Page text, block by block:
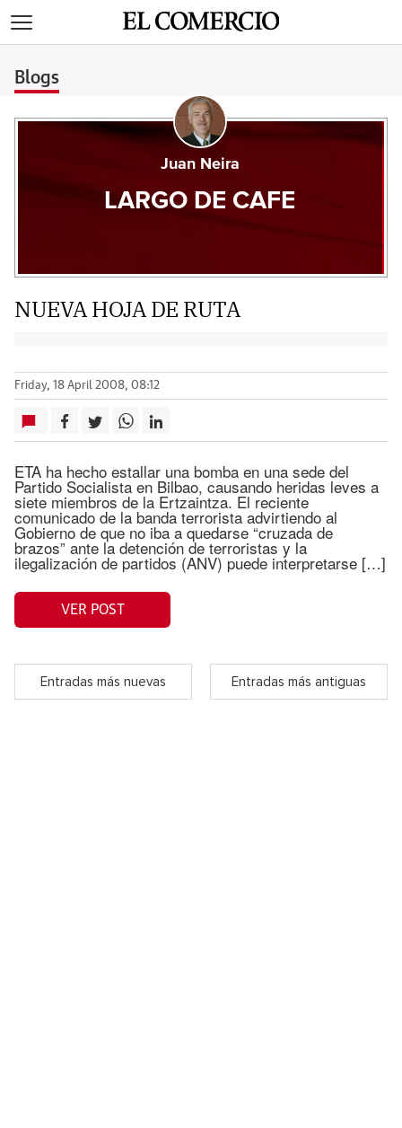
Blogs
Juan Neira
LARGO DE CAFE
NUEVA HOJA DE RUTA
Friday, 18 April 2008, 08:12
ETA ha hecho estallar una bomba en una sede del
Partido Socialista en Bilbao, causando heridas leves a
siete miembros de la Ertzaintza. El reciente
comunicado de la banda terrorista advirtiendo al
Gobierno de que no iba a quedarse “cruzada de
brazos” ante la detención de terroristas y la
ilegalización de partidos (ANV) puede interpretarse […]
VER POST
Entradas más nuevas Entradas más antiguas